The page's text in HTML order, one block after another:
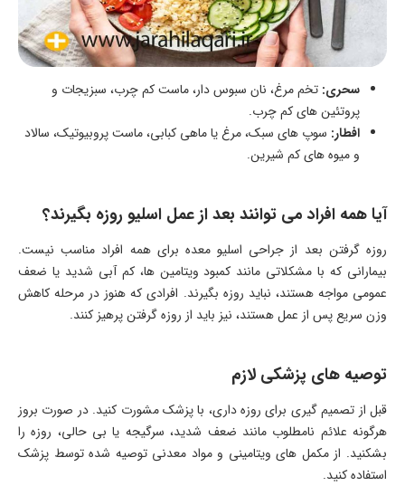
سحری: تخم مرغ، نان سبوس دار، ماست کم چرب، سبزیجات و
پروتئین های کم چرب.
افطار: سوپ های سبک، مرغ یا ماهی کبابی، ماست پروبیوتیک، سالاد
و میوه های کم شیرین.
آیا همه افراد می توانند بعد از عمل اسلیو روزه بگیرند؟
روزه گرفتن بعد از جراحی اسلیو معده برای همه افراد مناسب نیست.
بیمارانی که با مشکلاتی مانند کمبود ویتامین ها، کم آبی شدید یا ضعف
عمومی مواجه هستند، نباید روزه بگیرند. افرادی که هنوز در مرحله کاهش
وزن سریع پس از عمل هستند، نیز باید از روزه گرفتن پرهیز کنند.
توصیه های پزشکی لازم
قبل از تصمیم گیری برای روزه داری، با پزشک مشورت کنید. در صورت بروز
هرگونه علائم نامطلوب مانند ضعف شدید، سرگیجه یا بی حالی، روزه را
بشکنید. از مکمل های ویتامینی و مواد معدنی توصیه شده توسط پزشک
استفاده کنید.